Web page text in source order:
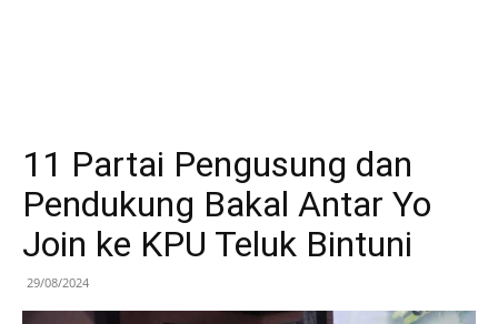
11 Partai Pengusung dan
Pendukung Bakal Antar Yo
Join ke KPU Teluk Bintuni
29/08/2024